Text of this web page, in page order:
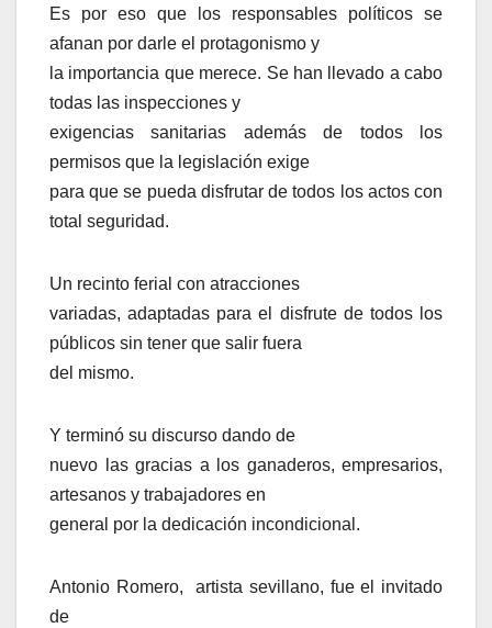
Es por eso que los responsables políticos se
afanan por darle el protagonismo y
la importancia que merece. Se han llevado a cabo
todas las inspecciones y
exigencias sanitarias además de todos los
permisos que la legislación exige
para que se pueda disfrutar de todos los actos con
total seguridad.
Un recinto ferial con atracciones
variadas, adaptadas para el disfrute de todos los
públicos sin tener que salir fuera
del mismo.
Y terminó su discurso dando de
nuevo las gracias a los ganaderos, empresarios,
artesanos y trabajadores en
general por la dedicación incondicional.
Antonio Romero, artista sevillano, fue el invitado
de